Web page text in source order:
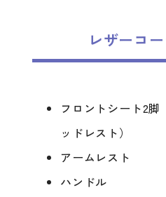
レザーコ
フロントシート2
ッドレスト）
アームレスト
ハンドル